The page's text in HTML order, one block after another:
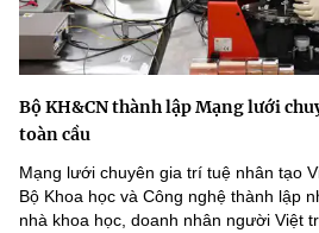
Bộ KH&CN thành lập Mạng lưới
toàn cầu
Mạng lưới chuyên gia trí tuệ nhân tạo
Bộ Khoa học và Công nghệ thành lập
nhà khoa học, doanh nhân người Việt